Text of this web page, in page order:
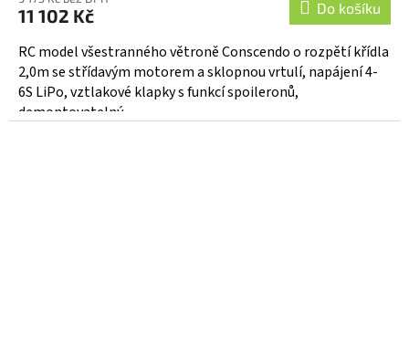
11 102 Kč Do košíku
RC model všestranného větroně Conscendo o rozpětí křídla
2,0m se střídavým motorem a sklopnou vrtulí, napájení 4-
6S LiPo, vztlakové klapky s funkcí spoileronů,
demontovatelný...